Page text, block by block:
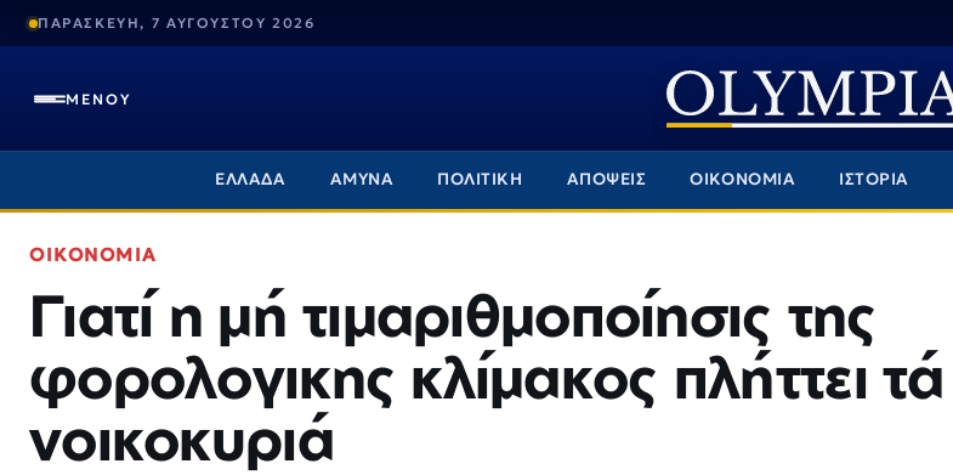
ΠΑΡΑΣΚΕΥΗ, 7 ΑΥΓΟΥΣΤΟΥ 2026
ΜΕΝΟΥ
ΕΛΛΑΔΑ ΑΜΥΝΑ ΠΟΛΙΤΙΚΗ ΑΠΟΨΕΙΣ ΟΙΚΟΝΟΜΙΑ ΙΣΤΟΡΙΑ
ΟΙΚΟΝΟΜΙΑ
Γιατί η μή τιμαριθμοποίησις της
φορολογικης κλίμακος πλήττει τά
νοικοκυριά